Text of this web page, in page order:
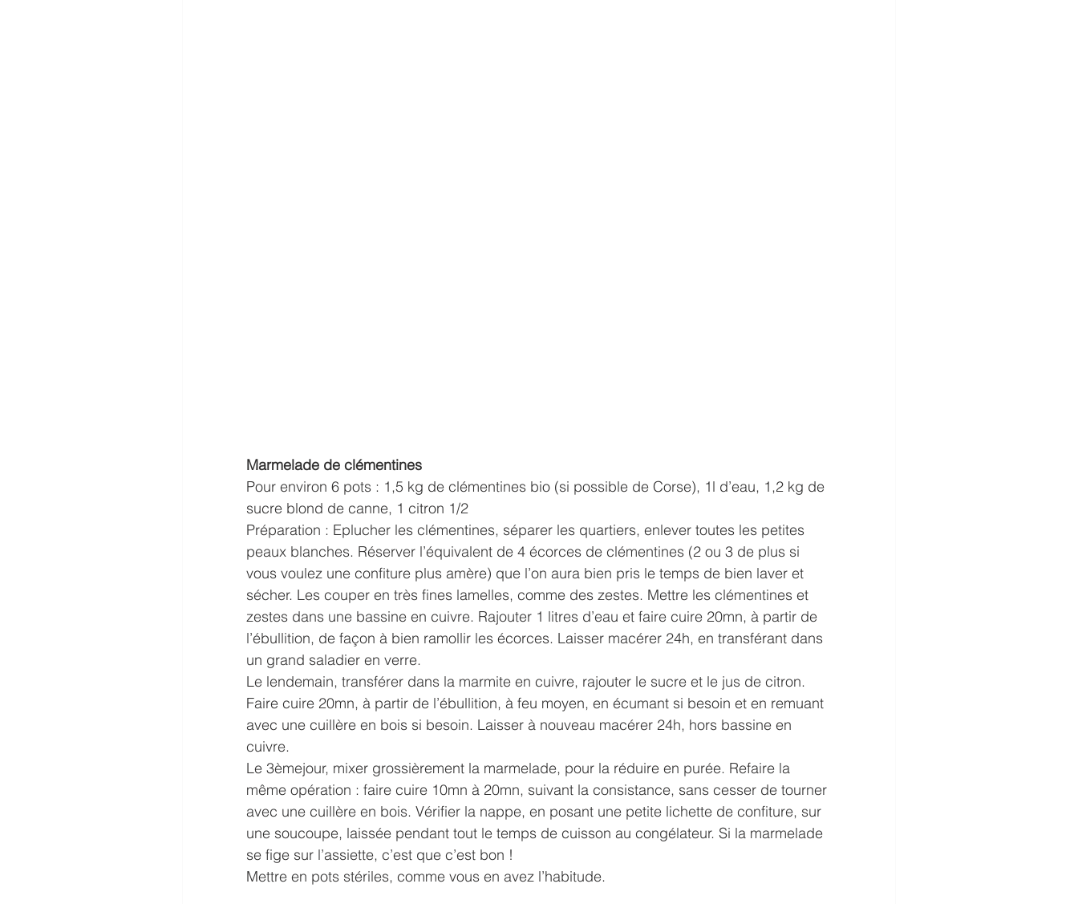
Marmelade de clémentines
Pour environ 6 pots : 1,5 kg de clémentines bio (si possible de Corse), 1l d’eau, 1,2 kg de
sucre blond de canne, 1 citron 1/2
Préparation : Eplucher les clémentines, séparer les quartiers, enlever toutes les petites
peaux blanches. Réserver l’équivalent de 4 écorces de clémentines (2 ou 3 de plus si
vous voulez une confiture plus amère) que l’on aura bien pris le temps de bien laver et
sécher. Les couper en très fines lamelles, comme des zestes. Mettre les clémentines et
zestes dans une bassine en cuivre. Rajouter 1 litres d’eau et faire cuire 20mn, à partir de
l’ébullition, de façon à bien ramollir les écorces. Laisser macérer 24h, en transférant dans
un grand saladier en verre.
Le lendemain, transférer dans la marmite en cuivre, rajouter le sucre et le jus de citron.
Faire cuire 20mn, à partir de l’ébullition, à feu moyen, en écumant si besoin et en remuant
avec une cuillère en bois si besoin. Laisser à nouveau macérer 24h, hors bassine en
cuivre.
Le 3èmejour, mixer grossièrement la marmelade, pour la réduire en purée. Refaire la
même opération : faire cuire 10mn à 20mn, suivant la consistance, sans cesser de tourner
avec une cuillère en bois. Vérifier la nappe, en posant une petite lichette de confiture, sur
une soucoupe, laissée pendant tout le temps de cuisson au congélateur. Si la marmelade
se fige sur l’assiette, c’est que c’est bon !
Mettre en pots stériles, comme vous en avez l’habitude.